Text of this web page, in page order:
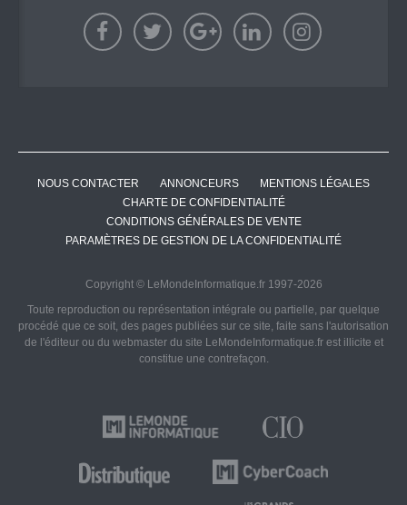
NOUS CONTACTER ANNONCEURS
MENTIONS LÉGALES
CHARTE DE CONFIDENTIALITÉ
CONDITIONS GÉNÉRALES DE VENTE
PARAMÈTRES DE GESTION DE LA CONFIDENTIALITÉ
Copyright © LeMondeInformatique.fr 1997-2026
Toute reproduction ou représentation intégrale ou partielle, par quelque
procédé que ce soit, des pages publiées sur ce site, faite sans l'autorisation
de l'éditeur ou du webmaster du site LeMondeInformatique.fr est illicite et
constitue une contrefaçon.